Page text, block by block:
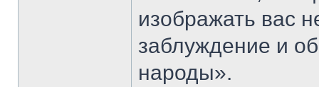
изображать вас
заблуждение и
народы».